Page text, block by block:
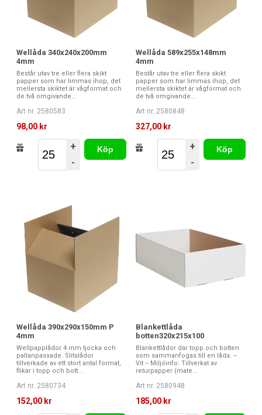
Wellåda 340x240x200mm
4mm
Består utav tre eller flera skikt
papper som har limmas ihop, det
mellersta skiktet är vågformat och
de två omgivande...
Art nr. 2580583
98,00 kr
+
-
Köp
Wellåda 589x255x148mm
4mm
Består utav tre eller flera skikt
papper som har limmas ihop, det
mellersta skiktet är vågformat och
de två omgivande...
Art nr. 2580848
327,00 kr
+
-
Köp
Wellåda 390x290x150mm P
4mm
Wellpapplådor 4 mm tjocka och
pallanpassade. Slitslådor
tillverkade av ett stort antal format,
flikar i topp och bott...
Art nr. 2580734
152,00 kr
Blankettlåda
botten320x215x100
Blankettlådor där topp och botten
som sammanfogas till en låda. --
Vit -- Miljöinfo: Tillverkat av
returpapper (mate...
Art nr. 2580948
185,00 kr